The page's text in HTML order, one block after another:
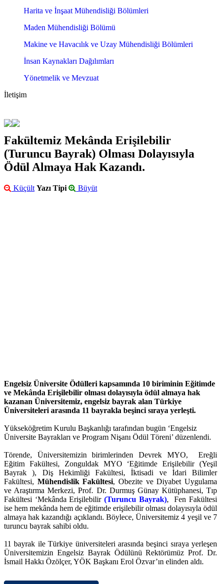
Harita ve İnşaat Mühendisliği Bölümleri
Maden Mühendisliği Bölümü
Makine ve Havacılık ve Uzay Mühendisliği Bölümleri
İnsan Kaynakları Dağılımları
Yönetmelik ve Mevzuat
İletişim
Fakültemiz Mekânda Erişilebilir
(Turuncu Bayrak) Olması Dolayısıyla
Ödül Almaya Hak Kazandı.
Küçült Yazı Tipi Büyüt
Engelsiz Üniversite Ödülleri kapsamında 10 biriminin Eğitimde
ve Mekânda Erişilebilir olması dolayısıyla ödül almaya hak
kazanan Üniversitemiz, engelsiz bayrak alan Türkiye
Üniversiteleri arasında 11 bayrakla beşinci sıraya yerleşti.
Yükseköğretim Kurulu Başkanlığı tarafından bugün ‘Engelsiz
Üniversite Bayrakları ve Program Nişanı Ödül Töreni’ düzenlendi.
Törende, Üniversitemizin birimlerinden Devrek MYO, Ereğli
Eğitim Fakültesi, Zonguldak MYO ‘Eğitimde Erişilebilir (Yeşil
Bayrak ), Diş Hekimliği Fakültesi, İktisadi ve İdari Bilimler
Fakültesi, Mühendislik Fakültesi, Obezite ve Diyabet Uygulama
ve Araştırma Merkezi, Prof. Dr. Durmuş Günay Kütüphanesi, Tıp
Fakültesi ‘Mekânda Erişilebilir(Turuncu Bayrak),
Fen Fakültesi
ise hem mekânda hem de eğitimde erişilebilir olması dolayısıyla ödül
almaya hak kazandığı açıklandı. Böylece, Üniversitemiz 4 yeşil ve 7
turuncu bayrak sahibi oldu.
11 bayrak ile Türkiye üniversiteleri arasında beşinci sıraya yerleşen
Üniversitemizin Engelsiz Bayrak Ödülünü Rektörümüz Prof. Dr.
İsmail Hakkı Özölçer, YÖK Başkanı Erol Özvar’ın elinden aldı.